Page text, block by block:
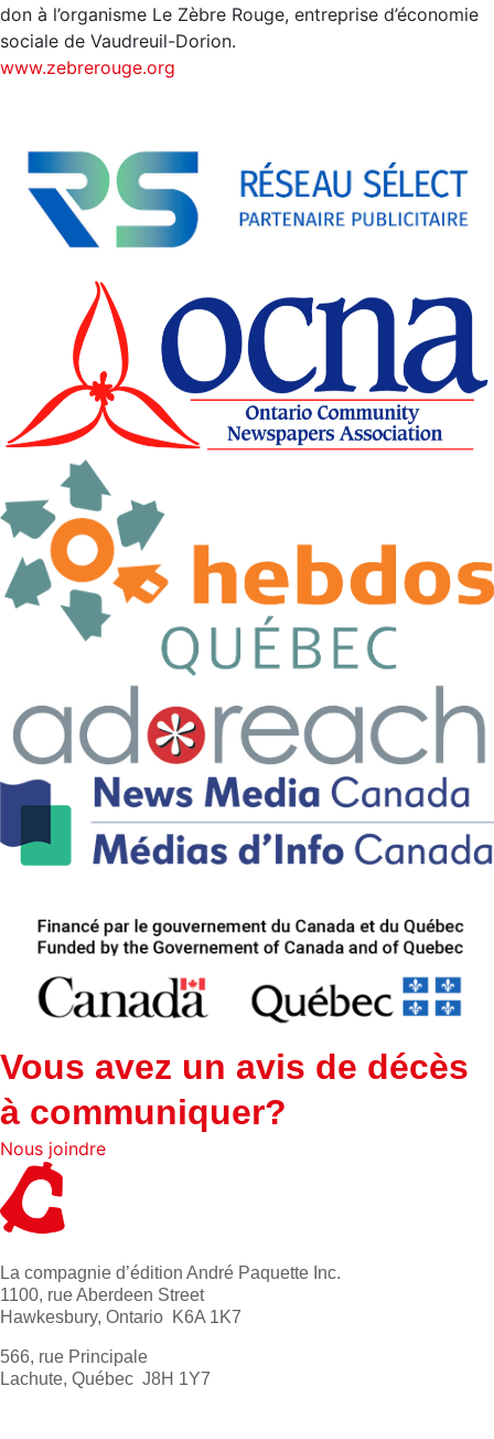
don à l’organisme Le Zèbre Rouge, entreprise d’économie
sociale de Vaudreuil-Dorion.
www.zebrerouge.org
Vous avez un avis de décès
à communiquer?
Nous joindre
La compagnie d’édition André Paquette Inc.
1100, rue Aberdeen Street
Hawkesbury, Ontario K6A 1K7
566, rue Principale
Lachute, Québec J8H 1Y7